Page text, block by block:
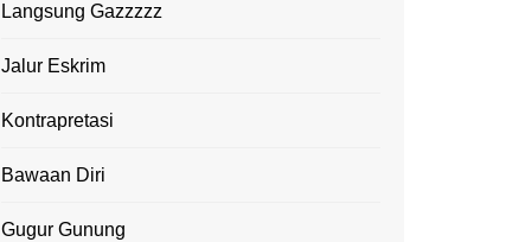
Langsung Gazzzzz
Jalur Eskrim
Kontrapretasi
Bawaan Diri
Gugur Gunung